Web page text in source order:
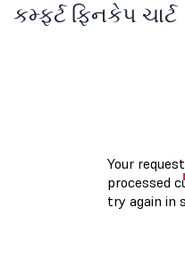
કમ્ફર્ટ ફિનકેપ ચાર્ટ